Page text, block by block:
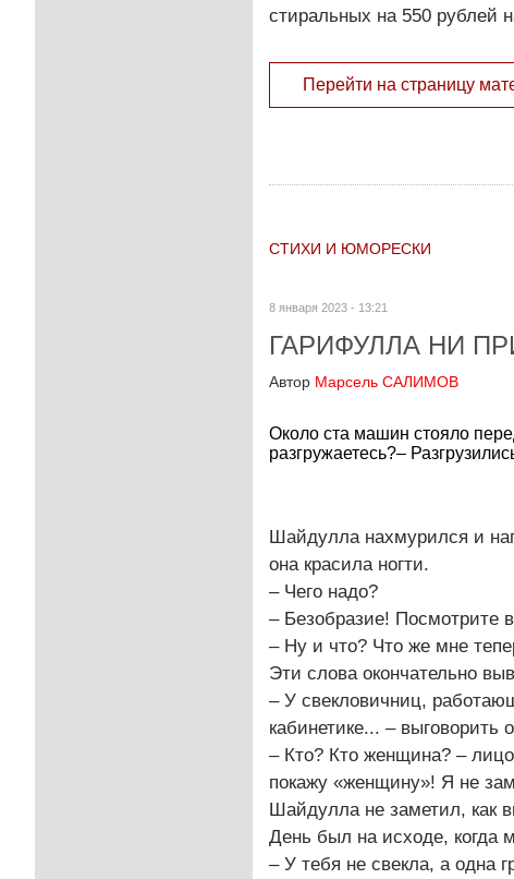
стиральных на 550 рублей
Перейти на страницу
СТИХИ И ЮМОРЕСКИ
8 января 2023 - 13:21
ГАРИФУЛЛА НИ
Автор Марсель САЛИМОВ
Около ста машин стояло
разгружаетесь?–
Шайдулла нахмурился и
она красила ногти.
– Чего надо?
– Безобразие! Посмотрите
– Ну и что? Что же мне
Эти слова окончательно
– У свекловичниц,
кабинетике... – выговорить
– Кто? Кто женщина? –
покажу «женщину»! Я не
Шайдулла не заметил, как
День был на исходе, когда
– У тебя не свекла, а одна